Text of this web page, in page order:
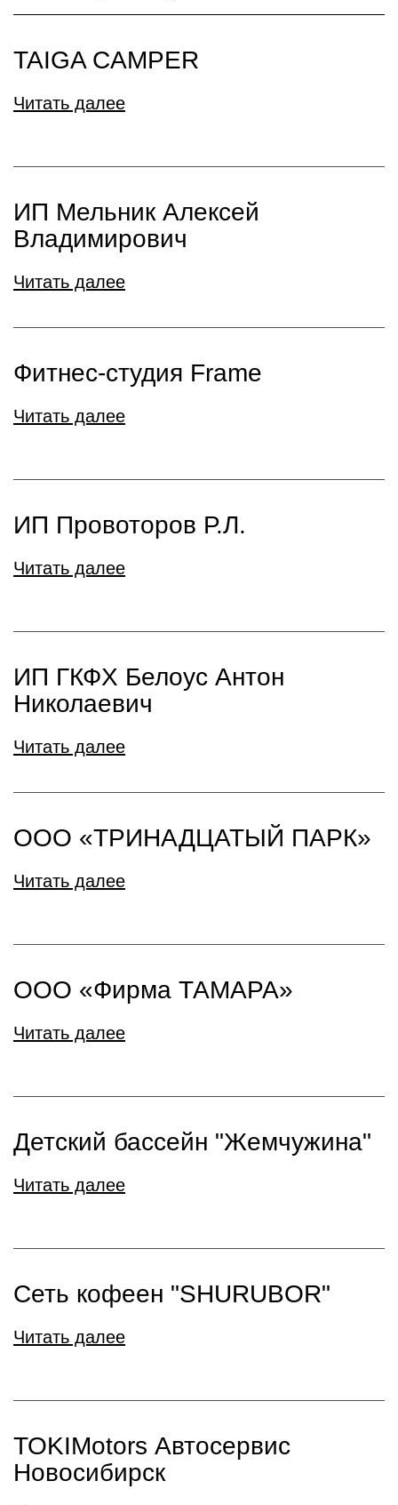
TAIGA CAMPER
Читать далее
ИП Мельник Алексей
Владимирович
Читать далее
Фитнес-студия Frame
Читать далее
ИП Провоторов Р.Л.
Читать далее
ИП ГКФХ Белоус Антон
Николаевич
Читать далее
ООО «ТРИНАДЦАТЫЙ ПАРК»
Читать далее
ООО «Фирма ТАМАРА»
Читать далее
Детский бассейн "Жемчужина"
Читать далее
Сеть кофеен "SHURUBOR"
Читать далее
TOKIMotors Автосервис
Новосибирск